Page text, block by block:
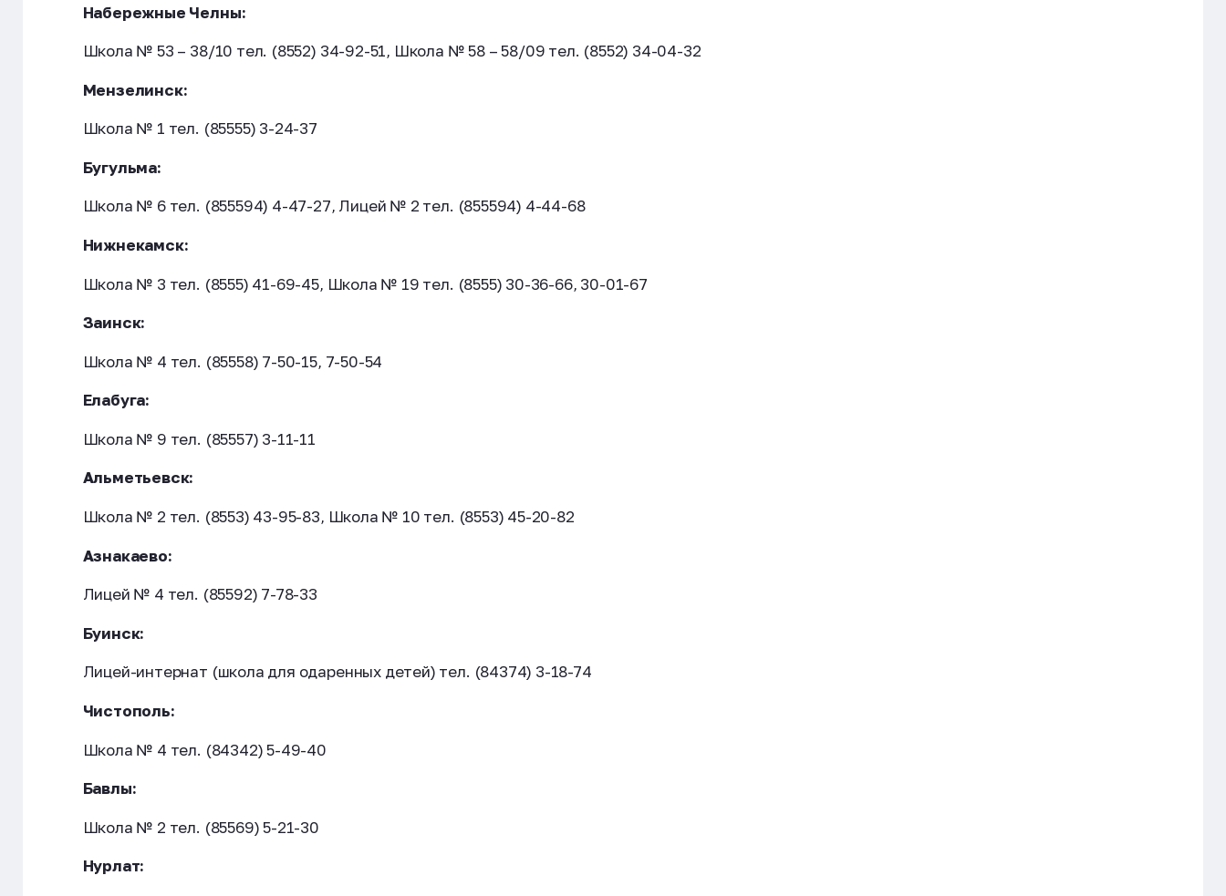
Набережные Челны:
Школа № 53 – 38/10 тел. (8552) 34-92-51, Школа № 58 – 58/09 тел. (8552) 34-04-32
Мензелинск:
Школа № 1 тел. (85555) 3-24-37
Бугульма:
Школа № 6 тел. (855594) 4-47-27, Лицей № 2 тел. (855594) 4-44-68
Нижнекамск:
Школа № 3 тел. (8555) 41-69-45, Школа № 19 тел. (8555) 30-36-66, 30-01-67
Заинск:
Школа № 4 тел. (85558) 7-50-15, 7-50-54
Елабуга:
Школа № 9 тел. (85557) 3-11-11
Альметьевск:
Школа № 2 тел. (8553) 43-95-83, Школа № 10 тел. (8553) 45-20-82
Азнакаево:
Лицей № 4 тел. (85592) 7-78-33
Буинск:
Лицей-интернат (школа для одаренных детей) тел. (84374) 3-18-74
Чистополь:
Школа № 4 тел. (84342) 5-49-40
Бавлы:
Школа № 2 тел. (85569) 5-21-30
Нурлат: